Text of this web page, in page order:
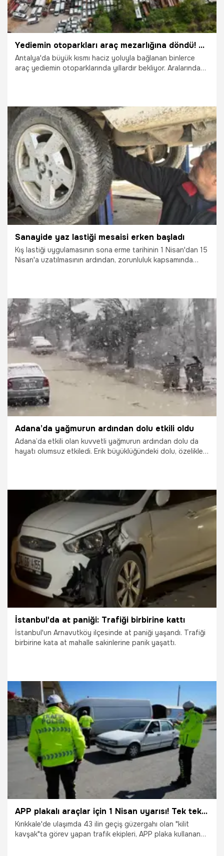
Yediemin otoparkları araç mezarlığına döndü! Milyonluk araçlar bile var
Antalya'da büyük kısmı haciz yoluyla bağlanan binlerce
araç yediemin otoparklarında yıllardır bekliyor. Aralarında
Hakan Topçu, "Burada değer olarak 6-7 milyonluk araçta
var, hurdaya satılacak 500 TL'lik araçta var. Aracın
parçaları sökülüp satıldıktan sonra sadece kuru şasi
halinde polise 'Şüpheli araç' diye ihbar ediyorlar" dedi.
16.04.2026 Antalya
Sanayide yaz lastiği mesaisi erken başladı
Kış lastiği uygulamasının sona erme tarihinin 1 Nisan'dan 15
Nisan'a uzatılmasının ardından, zorunluluk kapsamında
13.04.2026 Gündem
Adana’da yağmurun ardından dolu etkili oldu
Adana’da etkili olan kuvvetli yağmurun ardından dolu da
hayatı olumsuz etkiledi. Erik büyüklüğündeki dolu, özelikle
29.03.2026 Adana
İstanbul'da at paniği: Trafiği birbirine kattı
İstanbul'un Arnavutköy ilçesinde at paniği yaşandı. Trafiği
birbirine kata at mahalle sakinlerine panik yaşattı.
28.03.2026 Gündem
APP plakalı araçlar için 1 Nisan uyarısı! Tek tek denetlendi
Kırıkkale'de ulaşımda 43 ilin geçiş güzergahı olan "kilit
kavşak"ta görev yapan trafik ekipleri, APP plaka kullanan